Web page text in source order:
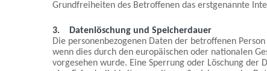
Grundfreiheiten des Betroffenen das erstgenannte
3.
Datenlöschung und Speicherdauer
Die personenbezogenen Daten der betroffenen
wenn dies durch den europäischen oder nationalen
vorgesehen wurde. Eine Sperrung oder Löschung